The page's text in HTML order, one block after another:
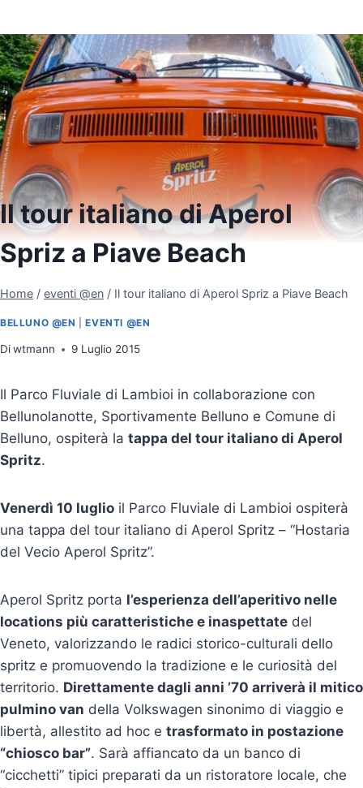
Il tour italiano di Aperol
Spriz a Piave Beach
Home / eventi @en / Il tour italiano di Aperol Spriz a Piave Beach
BELLUNO @EN |EVENTI @EN
Diwtmann 9 Luglio 2015
Il Parco Fluviale di Lambioi in collaborazione con
Bellunolanotte, Sportivamente Belluno e Comune di
Belluno, ospiterà la tappa del tour italiano di Aperol
Spritz.
Venerdì 10 luglio il Parco Fluviale di Lambioi ospiterà
una tappa del tour italiano di Aperol Spritz – “Hostaria
del Vecio Aperol Spritz”.
Aperol Spritz porta l’esperienza dell’aperitivo nelle
locations più caratteristiche e inaspettate del
Veneto, valorizzando le radici storico-culturali dello
spritz e promuovendo la tradizione e le curiosità del
territorio. Direttamente dagli anni ’70 arriverà il mitico
pulmino van della Volkswagen sinonimo di viaggio e
libertà, allestito ad hoc e trasformato in postazione
“chiosco bar”. Sarà affiancato da un banco di
“cicchetti” tipici preparati da un ristoratore locale, che